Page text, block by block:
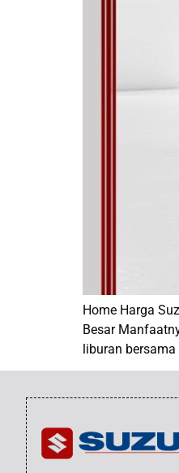
Home Harga
Besar
liburan